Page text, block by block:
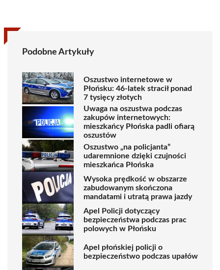
Podobne Artykuły
Oszustwo internetowe w
Płońsku: 46-latek stracił ponad
7 tysięcy złotych
Uwaga na oszustwa podczas
zakupów internetowych:
mieszkańcy Płońska padli ofiarą
oszustów
Oszustwo „na policjanta”
udaremnione dzięki czujności
mieszkańca Płońska
Wysoka prędkość w obszarze
zabudowanym skończona
mandatami i utratą prawa jazdy
Apel Policji dotyczący
bezpieczeństwa podczas prac
polowych w Płońsku
Apel płońskiej policji o
bezpieczeństwo podczas upałów